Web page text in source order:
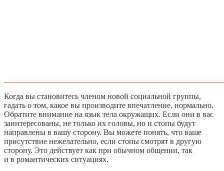
Когда вы становитесь членом новой социальной группы,
гадать о том, какое вы производите впечатление, нормально.
Обратите внимание на язык тела окружащих. Если они в вас
заинтересованы, не только их головы, но и стопы будут
направлены в вашу сторону. Вы можете понять, что ваше
присутствие нежелательно, если стопы смотрят в другую
сторону. Это действует как при обычном общении, так
и в романтических ситуациях.